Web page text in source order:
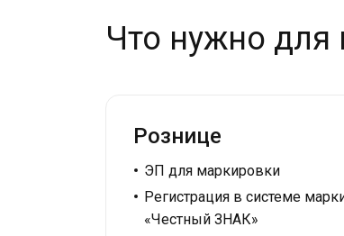
Что нужно
Рознице
ЭП для маркировки
Регистрация в системе
«Честный ЗНАК»